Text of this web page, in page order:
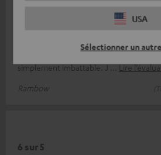
USA
Sélectionner un
compacte et, en plus, étanche – pour
simplement imbattable. J
Lire
Rambow
6 sur 5